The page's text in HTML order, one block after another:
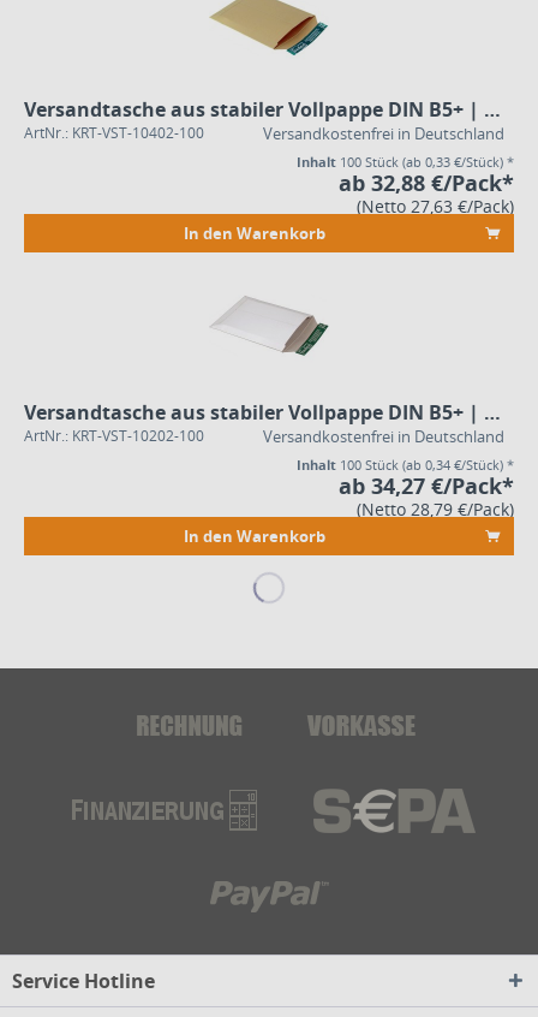
Versandtasche aus stabiler Vollpappe DIN B5+ | braun
ArtNr.: KRT-VST-10402-100 Versandkostenfrei in Deutschland
Inhalt 100 Stück (ab 0,33 €/Stück) *
ab 32,88 €/Pack*
(Netto 27,63 €/Pack)
In den Warenkorb
Versandtasche aus stabiler Vollpappe DIN B5+ | weiß
ArtNr.: KRT-VST-10202-100 Versandkostenfrei in Deutschland
Inhalt 100 Stück (ab 0,34 €/Stück) *
ab 34,27 €/Pack*
(Netto 28,79 €/Pack)
In den Warenkorb
Service Hotline